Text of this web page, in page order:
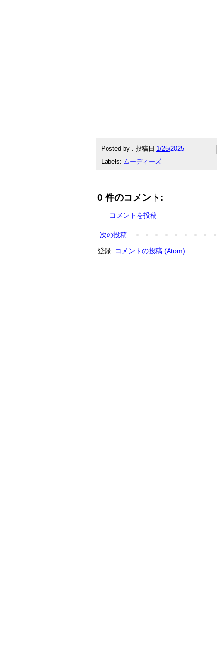
Posted by . 投稿日 1/25/2025
Labels: ムーディーズ
0 件のコメント:
コメントを投稿
次の投稿
登録: コメントの投稿 (Atom)